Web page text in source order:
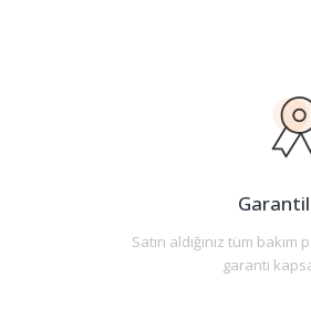
Satın aldığınız tüm
garanti